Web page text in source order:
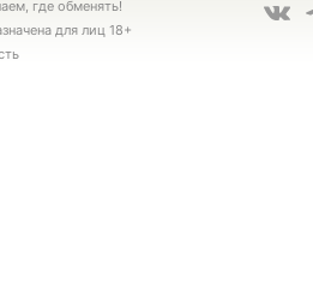
где обменять!
для лиц 18+